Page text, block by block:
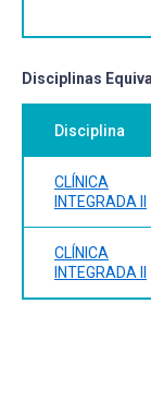
Disciplinas
Disciplina
CLÍNICA
INTEGRADA II
CLÍNICA
INTEGRADA II